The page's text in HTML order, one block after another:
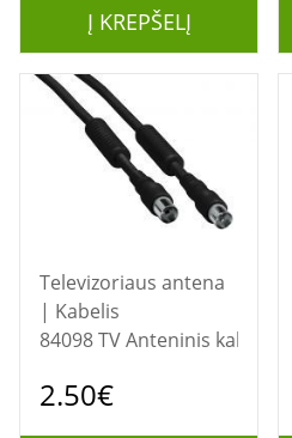
96x0.12, 90DB Length
1.5M, white
Į KREPŠELĮ
Televizoriaus antena
| Kabelis
84098 TV Anteninis kabelis,
2.50€